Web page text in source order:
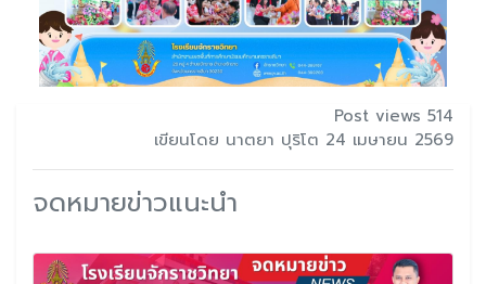
Post views 514
เขียนโดย นาตยา ปุริโต 24 เมษายน 2569
จดหมายข่าวแนะนำ